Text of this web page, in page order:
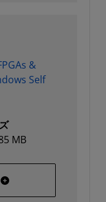
&
Self
MB
AMD Unified Installer for